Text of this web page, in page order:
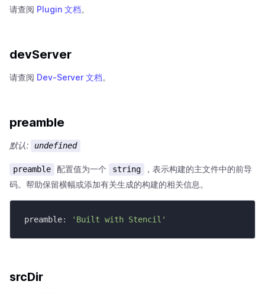
请查阅 Plugin 文档。
devServer
请查阅 Dev-Server 文档。
preamble
默认: undefined
preamble 配置值为一个 string
，表示构建的主文件中的前导
码。帮助保留横幅或添加有关生成的构建的相关信息。
preamble: 'Built with Stencil'
srcDir